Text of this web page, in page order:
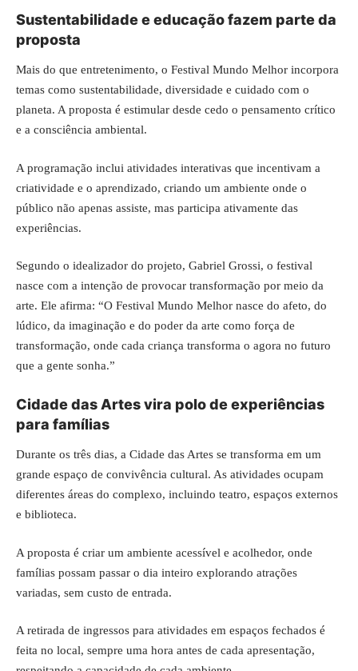
Sustentabilidade e educação fazem parte da
proposta
Mais do que entretenimento, o Festival Mundo Melhor incorpora
temas como sustentabilidade, diversidade e cuidado com o
planeta. A proposta é estimular desde cedo o pensamento crítico
e a consciência ambiental.
A programação inclui atividades interativas que incentivam a
criatividade e o aprendizado, criando um ambiente onde o
público não apenas assiste, mas participa ativamente das
experiências.
Segundo o idealizador do projeto, Gabriel Grossi, o festival
nasce com a intenção de provocar transformação por meio da
arte. Ele afirma: “O Festival Mundo Melhor nasce do afeto, do
lúdico, da imaginação e do poder da arte como força de
transformação, onde cada criança transforma o agora no futuro
que a gente sonha.”
Cidade das Artes vira polo de experiências
para famílias
Durante os três dias, a Cidade das Artes se transforma em um
grande espaço de convivência cultural. As atividades ocupam
diferentes áreas do complexo, incluindo teatro, espaços externos
e biblioteca.
A proposta é criar um ambiente acessível e acolhedor, onde
famílias possam passar o dia inteiro explorando atrações
variadas, sem custo de entrada.
A retirada de ingressos para atividades em espaços fechados é
feita no local, sempre uma hora antes de cada apresentação,